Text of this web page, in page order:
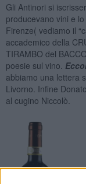
Gli Antinori si
producevano vini e
Firenze( vediamo il
accademico della
TIRAMBO del
poesie sul vino.
abbiamo una lettera
Livorno. Infine
al cugino Niccolò.